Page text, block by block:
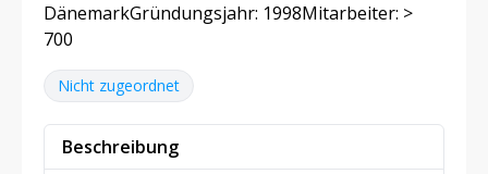
DänemarkGründungsjahr: 1998Mitarbeiter: >
700
Nicht zugeordnet
Beschreibung